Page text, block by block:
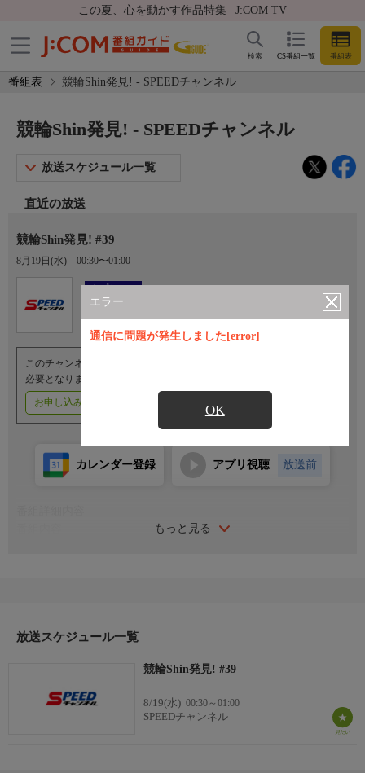
この夏、心を動かす作品特集 | J:COM TV
CS番組一覧 番組表
検索
番組表 競輪Shin発見! - SPEEDチャンネル
エラー
通信に問題が発生しました[error]
OK
競輪Shin発見! - SPEEDチャンネル
放送スケジュール一覧
直近の放送
競輪Shin発見! #39
8月19日(水) 00:30〜01:00
オプション
Ch.923
SPEEDチャンネル
このチャンネルのご視聴には、オプションチャンネル(有料)のご契約が
必要となります。
お申し込みはこちら
もっと見る
カレンダー登録 アプリ視聴 放送前
会」の取り組みも取材。ゲストの山口幸二氏とともに、アスリー
伊藤健児さん（埼玉・71期）いとう測量登記株式会社・伊藤健児
土地家屋調査士事務所代表取締役/飯島規之さん（埼玉・61期）
496ワイナリーオーナー・シクロヴィンヤード株式会社代表取締
放送スケジュール一覧
競輪Shin発見! #39
8/19(水) 00:30～01:00
SPEEDチャンネル